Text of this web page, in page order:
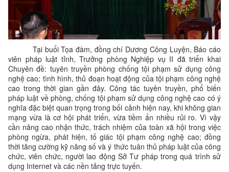
Tại buổi Tọa đàm, đồng chí Dương Công Luyện, Báo cáo
viên pháp luật tỉnh, Trưởng phòng Nghiệp vụ II đã triển khai
Chuyên đề: tuyên truyền phòng chống tội phạm sử dụng công
nghệ cao; tình hình, thủ đoạn hoạt động của tội phạm công nghệ
cao trong thời gian gần đây. Công tác tuyên truyền, phổ biến
pháp luật về phòng, chống tội phạm sử dụng công nghệ cao có ý
nghĩa đặc biệt quan trọng trong bối cảnh hiện nay, khi không gian
mạng vừa là cơ hội phát triển, vừa tiềm ẩn nhiều rủi ro. Vì vậy
cần nâng cao nhận thức, trách nhiệm của toàn xã hội trong việc
phòng ngừa, phát hiện, tố giác tội phạm công nghệ cao; đồng
thời tăng cường kỹ năng số và ý thức tuân thủ pháp luật của công
chức, viên chức, người lao động Sở Tư pháp trong quá trình sử
dụng Internet và các nền tảng trực tuyến.